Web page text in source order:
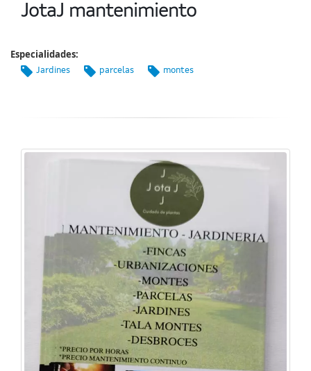
JotaJ mantenimiento
Especialidades:
Jardines parcelas montes